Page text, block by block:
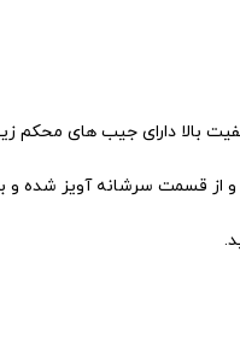
بالا دارای جیب های محکم
از قسمت سرشانه آویز شده و